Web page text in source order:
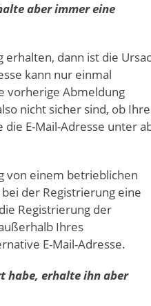
aber immer eine
dann ist die
kann nur einmal
vorherige Abmeldung
nicht sicher sind, ob Ihre
E-Mail-Adresse unter
von einem betrieblichen
der Registrierung eine
Registrierung der
Ihres
E-Mail-Adresse.
habe, erhalte ihn aber